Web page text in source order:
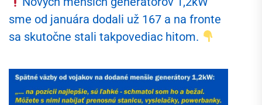
sme od januára dodali už 167 a na fronte
sa skutočne stali takpovediac hitom.